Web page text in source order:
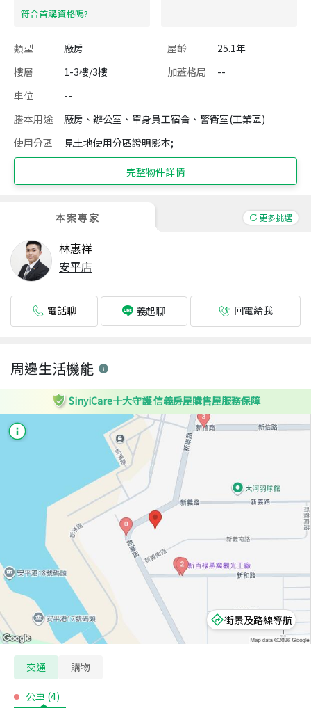
​符合首購資格嗎?
類型 廠房 屋齡
25.1年
樓層
1-3樓/3樓 加蓋格局
--
車位
--
謄本用途
廠房、辦公室、單身員工宿舍、警衛室(工業區)
使用分區
見土地使用分區證明影本;
完整物件詳情
本案專家 更多挑選
林惠祥
安平店
電話聊 義起聊 回電給我
周邊生活機能
SinyiCare十大守護 信義房屋購售屋服務保障
街景及路線導航
交通 購物
公車 (4)